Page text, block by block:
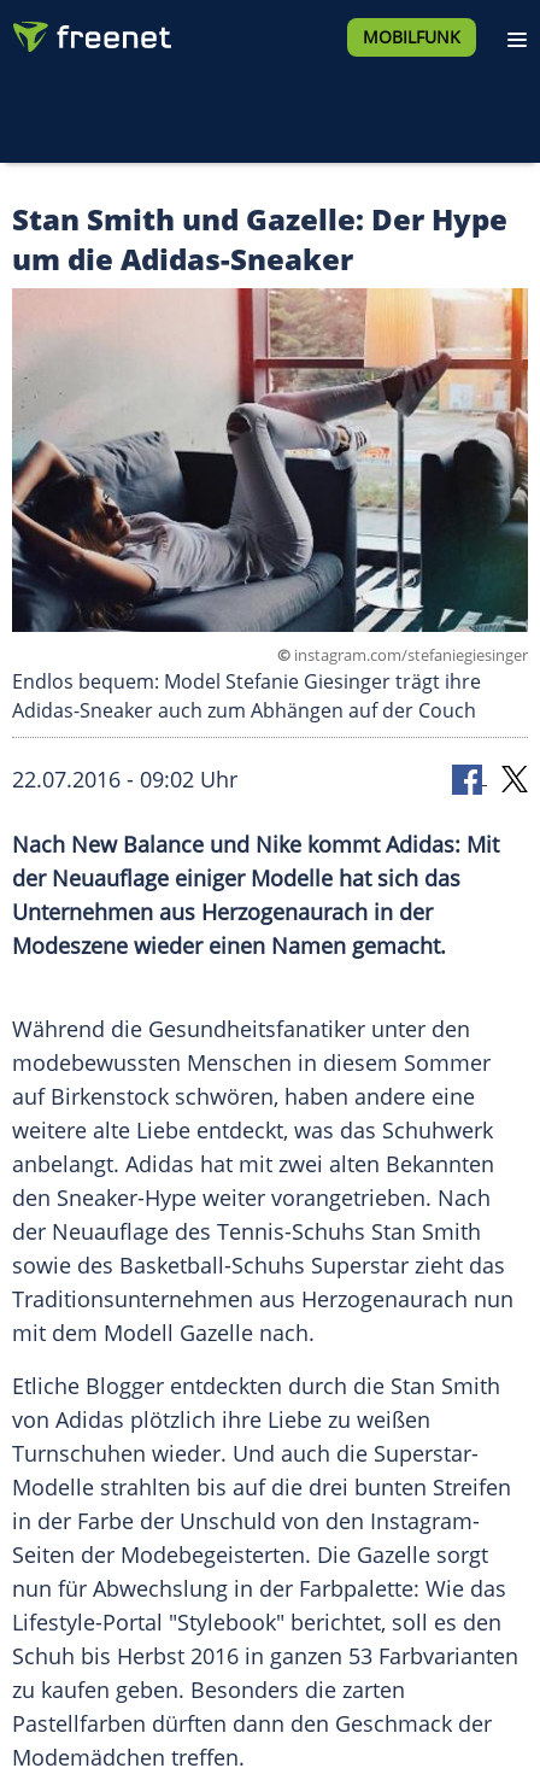
MOBILFUNK
Stan Smith und Gazelle: Der Hype
um die Adidas-Sneaker
© instagram.com/stefaniegiesinger
Endlos bequem: Model Stefanie Giesinger trägt ihre
Adidas-Sneaker auch zum Abhängen auf der Couch
22.07.2016 - 09:02 Uhr
Nach New Balance und Nike kommt Adidas: Mit
der Neuauflage einiger Modelle hat sich das
Unternehmen aus Herzogenaurach in der
Modeszene wieder einen Namen gemacht.
Während die Gesundheitsfanatiker unter den
modebewussten Menschen in diesem Sommer
auf Birkenstock schwören, haben andere eine
weitere alte Liebe entdeckt, was das Schuhwerk
anbelangt. Adidas hat mit zwei alten Bekannten
den Sneaker-Hype weiter vorangetrieben. Nach
der Neuauflage des Tennis-Schuhs Stan Smith
sowie des Basketball-Schuhs Superstar zieht das
Traditionsunternehmen aus Herzogenaurach nun
mit dem Modell Gazelle nach.
Etliche Blogger entdeckten durch die Stan Smith
von Adidas plötzlich ihre Liebe zu weißen
Turnschuhen wieder. Und auch die Superstar-
Modelle strahlten bis auf die drei bunten Streifen
in der Farbe der Unschuld von den Instagram-
Seiten der Modebegeisterten. Die Gazelle sorgt
nun für Abwechslung in der Farbpalette: Wie das
Lifestyle-Portal "Stylebook" berichtet, soll es den
Schuh bis Herbst 2016 in ganzen 53 Farbvarianten
zu kaufen geben. Besonders die zarten
Pastellfarben dürften dann den Geschmack der
Modemädchen treffen.